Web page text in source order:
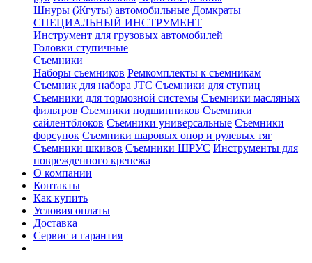
Шнуры (Жгуты) автомобильные Домкраты
СПЕЦИАЛЬНЫЙ ИНСТРУМЕНТ
Инструмент для грузовых автомобилей
Головки ступичные
Съемники
Наборы съемников Ремкомплекты к съемникам
Съемник для набора JTC Съемники для ступиц
Съемники для тормозной системы Съемники масляных
фильтров Съемники подшипников Съемники
сайлентблоков Съемники универсальные Съемники
форсунок Съемники шаровых опор и рулевых тяг
Съемники шкивов Съемники ШРУС Инструменты для
поврежденного крепежа
О компании
Контакты
Как купить
Условия оплаты
Доставка
Сервис и гарантия